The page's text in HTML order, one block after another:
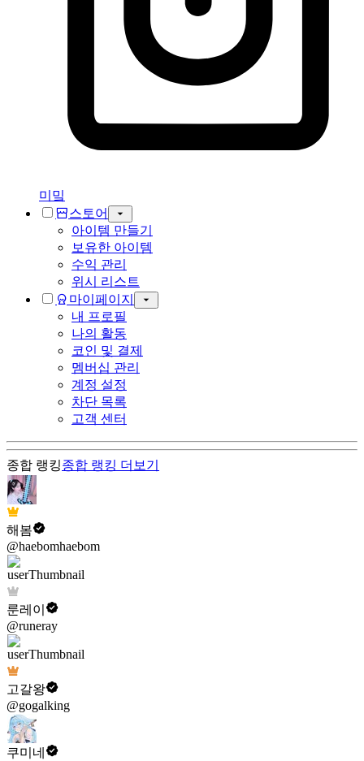
미밐
스토어
아이템 만들기
보유한 아이템
수익 관리
위시 리스트
마이페이지
내 프로필
나의 활동
코인 및 결제
멤버십 관리
계정 설정
차단 목록
고객 센터
종합 랭킹종합 랭킹 더보기
해봄
@haebomhaebom
룬레이
@runeray
고갈왕
@gogalking
쿠미네